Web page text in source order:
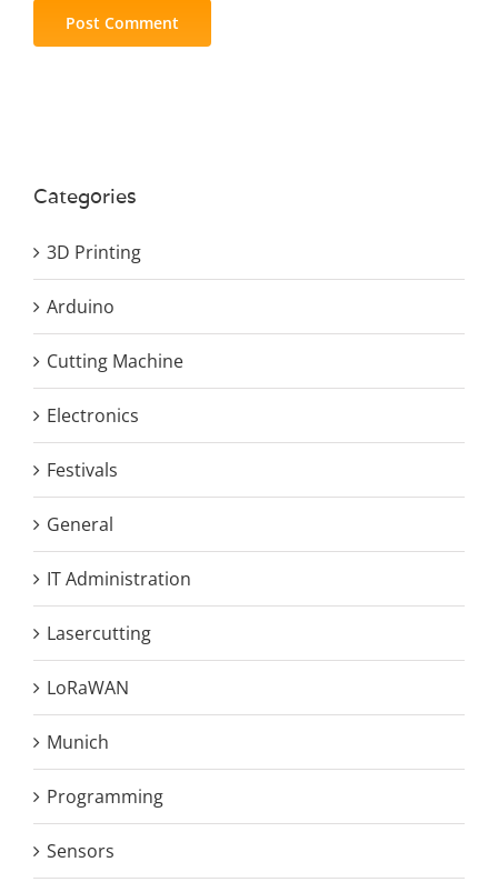
Categories
3D Printing
Arduino
Cutting Machine
Electronics
Festivals
General
IT Administration
Lasercutting
LoRaWAN
Munich
Programming
Sensors